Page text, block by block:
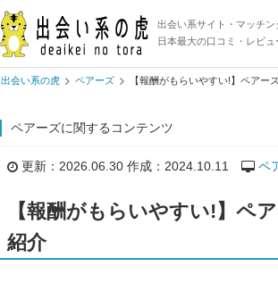
出会い系サイト・マッチン
日本最大の口コミ・レビュ
出会い系の虎 ペアーズ 【報酬がもらいやすい!】ペアー
ペアーズに関するコンテンツ
更新：2026.06.30 作成：2024.10.11 ペ
【報酬がもらいやすい!】ペ
紹介